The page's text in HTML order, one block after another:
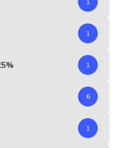
1
1
6
1